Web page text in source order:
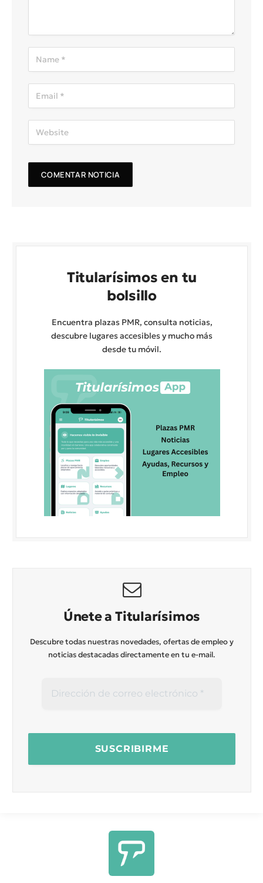
Titularísimos en tu
bolsillo
Encuentra plazas PMR, consulta noticias,
descubre lugares accesibles y mucho más
desde tu móvil.
Únete a Titularísimos
Descubre todas nuestras novedades, ofertas de empleo y
noticias destacadas directamente en tu e-mail.